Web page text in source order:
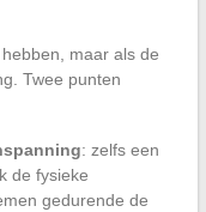
maar als de
Twee punten
: zelfs een
de fysieke
gedurende de